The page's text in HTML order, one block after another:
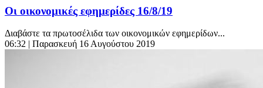
Οι οικονομικές εφημερίδες 16/8/19
Διαβάστε τα πρωτοσέλιδα των οικονομικών εφημερίδων...
06:32 | Παρασκευή 16 Αυγούστου 2019